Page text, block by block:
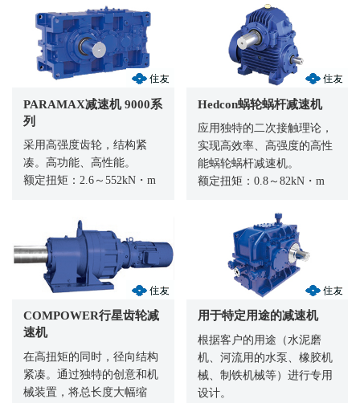
PARAMAX减速机 9000系
列
采用高强度齿轮，结构紧
凑。高功能、高性能。
额定扭矩：2.6～552kN・m
Hedcon蜗轮蜗杆减速机
应用独特的二次接触理论，
实现高效率、高强度的高性
能蜗轮蜗杆减速机。
额定扭矩：0.8～82kN・m
COMPOWER行星齿轮减
速机
在高扭矩的同时，径向结构
紧凑。通过独特的创意和机
械装置，将总长度大幅缩
用于特定用途的减速机
根据客户的用途（水泥磨
机、河流用的水泵、橡胶机
械、制铁机械等）进行专用
设计。